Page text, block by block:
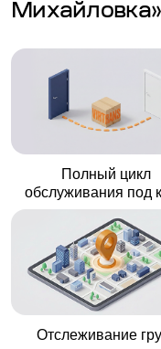
Михайловка»
Полный цикл
обслуживания под
Отслеживание